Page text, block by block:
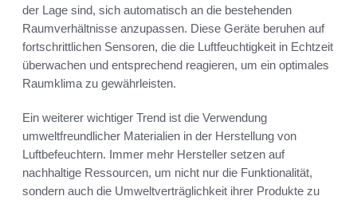
der Lage sind, sich automatisch an die bestehenden
Raumverhältnisse anzupassen. Diese Geräte beruhen auf
fortschrittlichen Sensoren, die die Luftfeuchtigkeit in Echtzeit
überwachen und entsprechend reagieren, um ein optimales
Raumklima zu gewährleisten.
Ein weiterer wichtiger Trend ist die Verwendung
umweltfreundlicher Materialien in der Herstellung von
Luftbefeuchtern. Immer mehr Hersteller setzen auf
nachhaltige Ressourcen, um nicht nur die Funktionalität,
sondern auch die Umweltverträglichkeit ihrer Produkte zu